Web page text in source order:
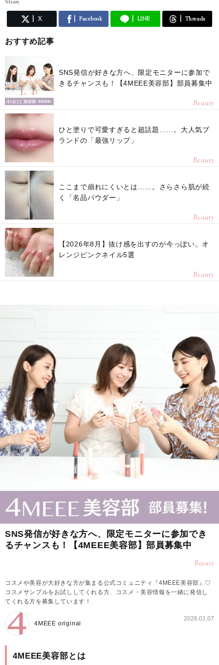
X Facebook LINE Threads
おすすめ記事
SNS発信が好きな方へ、限定モニターに参加で
きるチャンスも！【4MEEE美容部】部員募集中
Beauty
ひと塗りで可愛すぎると超話題……。大人気ブ
ランドの「最強リップ」
Beauty
ここまで崩れにくいとは……。さらさら肌が続
く「名品パウダー」
Beauty
【2026年8月】抜け感を出すのが今っぽい。オ
レンジピンクネイル5選
Beauty
SNS発信が好きな方へ、限定モニターに参加でき
るチャンスも！【4MEEE美容部】部員募集中
Beauty
コスメや美容が大好きな方が集まる公式コミュニティ『4MEEE美容部』♡
コスメサンプルをお試ししてくれる方、コスメ・美容情報を一緒に発信し
てくれる方を募集しています！
4MEEE original
2026.01.07
4MEEE美容部とは